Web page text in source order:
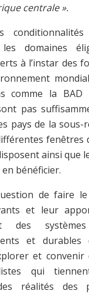
centrale ».
domaines
à l’instar des
comme la BAD
pas
pays de la sous-
fenêtres
ainsi que
bénéficier.
de faire
et leur
des
et durables
et
qui
réalités des